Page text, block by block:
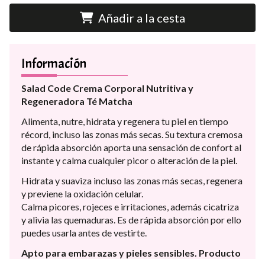
Añadir a la cesta
Información
Salad Code Crema Corporal Nutritiva y
Regeneradora Té Matcha
Alimenta, nutre, hidrata y regenera tu piel en tiempo
récord, incluso las zonas más secas. Su textura cremosa
de rápida absorción aporta una sensación de confort al
instante y calma cualquier picor o alteración de la piel.
Hidrata y suaviza incluso las zonas más secas, regenera
y previene la oxidación celular.
Calma picores, rojeces e irritaciones, además cicatriza
y alivia las quemaduras. Es de rápida absorción por ello
puedes usarla antes de vestirte.
Apto para embarazas y pieles sensibles. Producto